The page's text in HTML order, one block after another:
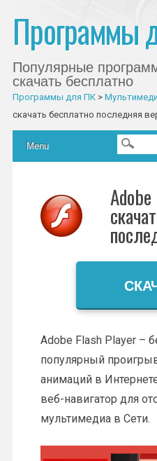
Программы
Популярные
скачать бесплатно
Программы для ПК>
скачать бесплатно последняя
Главное меню
Skip to content
Menu
Adobe Flash Player –
популярный
анимаций в
веб-навигатор для
мультимедиа в Сети.